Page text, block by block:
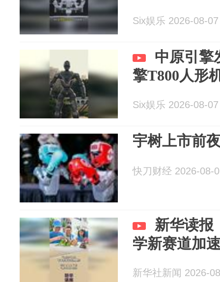
Six娱乐 2026-08-07
中原引擎
擎T800人形
Six娱乐 2026-08-07
宇树上市前
快刀财经 2026-08-
新华读报
学新赛道加
新华社新闻 2026-